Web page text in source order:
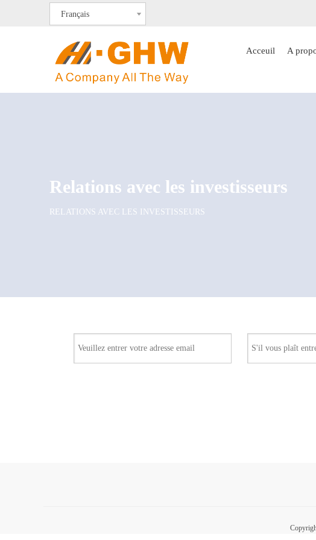
Français
Acceuil A
Relations avec les investisseurs
RELATIONS AVEC LES INVESTISSEURS